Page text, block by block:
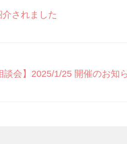
されました
談会】2025/1/25 開催のお知